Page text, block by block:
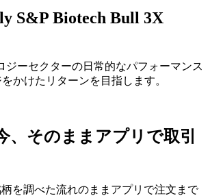
S&P Biotech Bull 3X
ジーセクターの日常的なパフォーマンス
かけたリターンを目指します。
、そのままアプリで取引
柄を調べた流れのままアプリで注文まで